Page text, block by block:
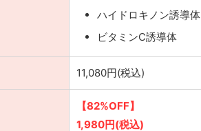
ハイドロキノン誘導体
ビタミンC誘導体
11,080円(税込)
【82%OFF】
1,980円(税込)